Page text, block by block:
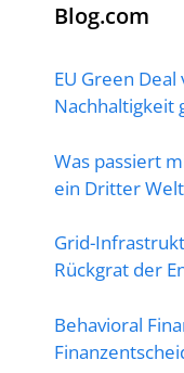
Blog.com
EU Green
Nachhaltigkeit
Was passiert
ein Dritter
Grid-
Rückgrat der
Behavioral